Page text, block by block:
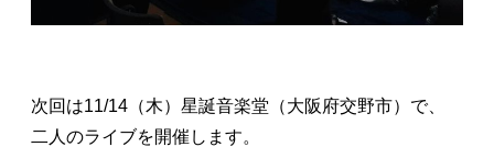
次回は11/14（木）星誕音楽堂（大阪府交野市）で、
二人のライブを開催します。